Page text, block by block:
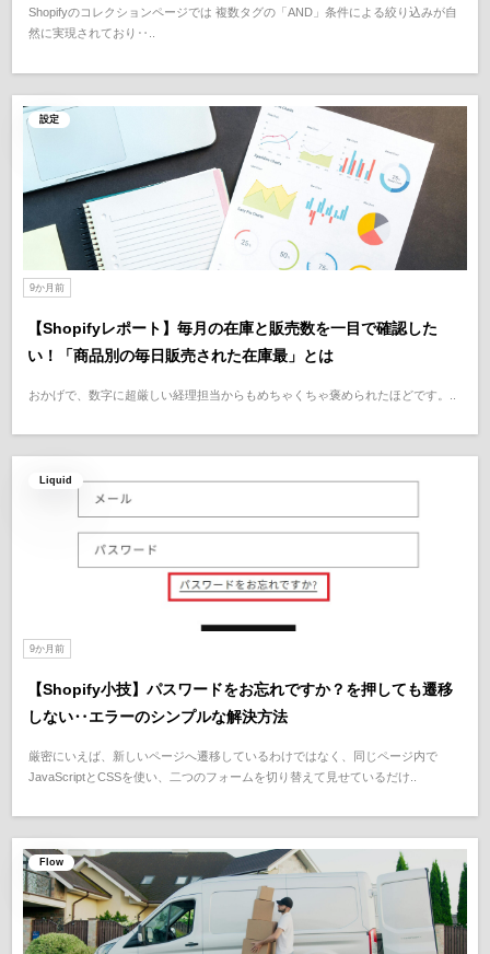
Shopifyのコレクションページでは 複数タグの「AND」条件による絞り込みが自
然に実現されており‥..
設定
9か月前
【Shopifyレポート】毎月の在庫と販売数を一目で確認した
い！「商品別の毎日販売された在庫最」とは
おかげで、数字に超厳しい経理担当からもめちゃくちゃ褒められたほどです。..
Liquid
9か月前
【Shopify小技】パスワードをお忘れですか？を押しても遷移
しない‥エラーのシンプルな解決方法
厳密にいえば、新しいページへ遷移しているわけではなく、同じページ内で
JavaScriptとCSSを使い、二つのフォームを切り替えて見せているだけ..
Flow